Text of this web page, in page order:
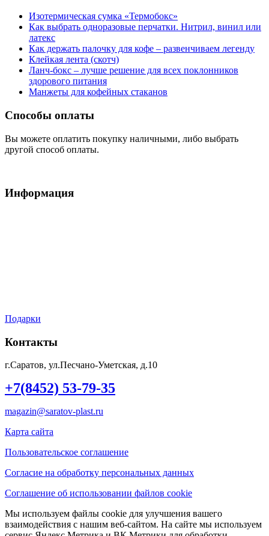
Изотермическая сумка «Термобокс»
Как выбрать одноразовые перчатки. Нитрил, винил или
латекс
Как держать палочку для кофе – развенчиваем легенду
Клейкая лента (скотч)
Ланч-бокс – лучше решение для всех поклонников
здорового питания
Манжеты для кофейных стаканов
Способы оплаты
Вы можете оплатить покупку наличными, либо выбрать
другой способ оплаты.
Информация
Подарки
Контакты
г.Саратов, ул.Песчано-Уметская, д.10
+7(8452) 53-79-35
magazin@saratov-plast.ru
Карта сайта
Пользовательское соглашение
Согласие на обработку персональных данных
Соглашение об использовании файлов cookie
Мы используем файлы cookie для улучшения вашего
взаимодействия с нашим веб-сайтом. На сайте мы используем